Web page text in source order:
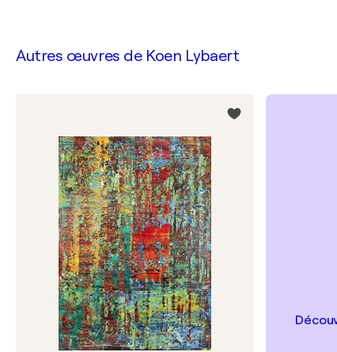
Autres œuvres de Koen Lybaert